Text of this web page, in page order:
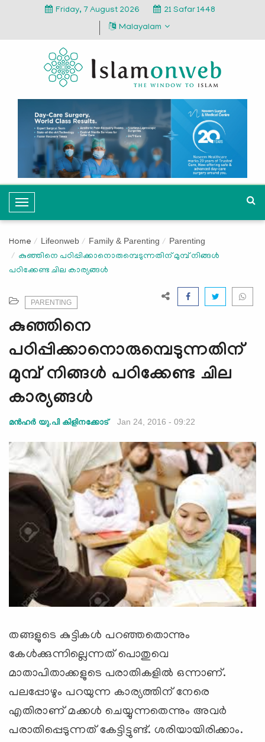
Friday, 7 August 2026
21 Safar 1448
Malayalam
T
o
g
l
e
i
g
t
o
n
Home Lifeonweb Family & Parenting Parenting
കുഞ്ഞിനെ പഠിപ്പിക്കാനൊരുമ്പെടുന്നതിന് മുമ്പ് നിങ്ങള്‍
പഠിക്കേണ്ട ചില കാര്യങ്ങള്‍
PARENTING
കുഞ്ഞിനെ
പഠിപ്പിക്കാനൊരുമ്പെടുന്നതിന്
മുമ്പ് നിങ്ങള്‍ പഠിക്കേണ്ട ചില
കാര്യങ്ങള്‍
മന്‍ഹര്‍ യു.പി കിളിനക്കോട് Jan 24, 2016 - 09:22
തങ്ങളുടെ കുട്ടികള്‍ പറഞ്ഞതൊന്നും
കേള്‍ക്കുന്നില്ലെന്നത് പൊതുവെ
മാതാപിതാക്കളുടെ പരാതികളില്‍ ഒന്നാണ്.
പലപ്പോഴും പറയുന്ന കാര്യത്തിന് നേരെ
എതിരാണ് മക്കള്‍ ചെയ്യുന്നതെന്നും അവര്‍
പരാതിപ്പെടുന്നത് കേട്ടിട്ടുണ്ട്. ശരിയായിരിക്കാം.